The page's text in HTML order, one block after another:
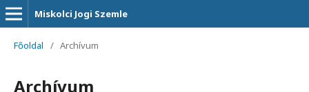
Miskolci Jogi Szemle
Főoldal / Archívum
Archívum